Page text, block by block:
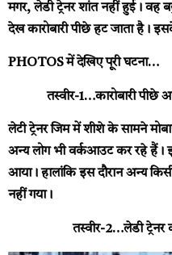
मगर, लेडी ट्रेनर शांत नहीं हुई।
देख कारोबारी पीछे हट जाता है।
PHOTOS में देखिए पूरी घटना…
तस्वीर-1…कारोबारी पीछे
लेटी ट्रेनर जिम में शीशे के सामने
अन्य लोग भी वर्कआउट कर रहे हैं।
आया। हालांकि इस दौरान अन्य
नहीं गया।
तस्वीर-2…लेडी